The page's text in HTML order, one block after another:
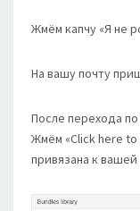
Жмём капчу «Я не
На вашу почту
После перехода
Жмём «Click here to
привязана к